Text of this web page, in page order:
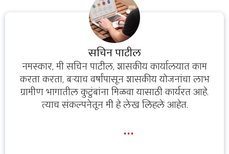
सचिन पाटील
नमस्कार, मी सचिन पाटील, शासकीय कार्यालयात काम
करता करता, बऱ्याच वर्षांपासून शासकीय योजनांचा लाभ
ग्रामीण भागातील कुटुंबांना मिळवा यासाठी कार्यरत आहे.
त्याच संकल्पनेतून मी हे लेख लिहले आहेत.
...